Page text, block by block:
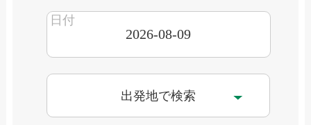
出発地で検索